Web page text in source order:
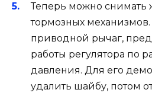
Теперь можно снимать
тормозных
приводной рычаг,
работы регулятора по
давления. Для его
удалить шайбу, потом